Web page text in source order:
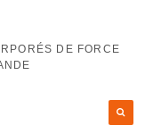
DE FORCE